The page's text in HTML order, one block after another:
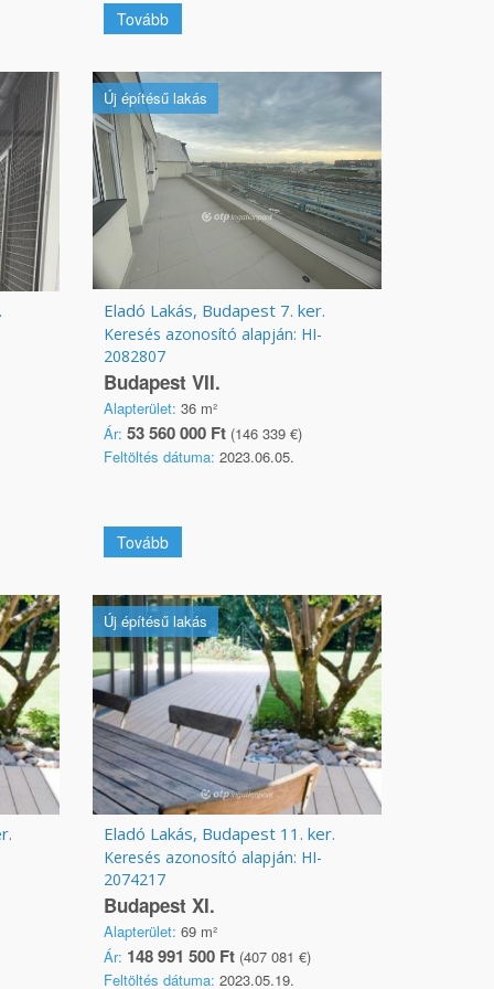
Tovább
Új építésű lakás
Eladó Lakás, Budapest 7. ker.
Keresés azonosító alapján: HI-
2082807
Budapest VII.
Alapterület: 36 m²
Ár: 53 560 000 Ft(146 339 €)
Feltöltés dátuma: 2023.06.05.
Tovább
Új építésű lakás
Eladó Lakás, Budapest 11. ker.
Keresés azonosító alapján: HI-
2074217
Budapest XI.
Alapterület: 69 m²
Ár: 148 991 500 Ft(407 081 €)
Feltöltés dátuma: 2023.05.19.